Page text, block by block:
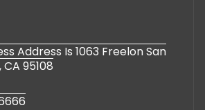
Address Is 1063 Freelon San
95108